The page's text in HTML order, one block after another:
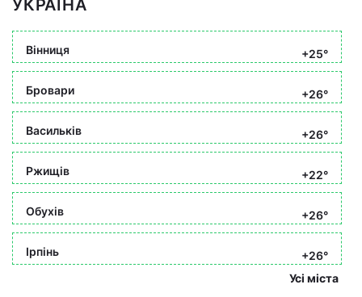
УКРАЇНА
Вінниця +25°
Бровари +26°
Васильків +26°
Ржищів +22°
Обухів +26°
Ірпінь
+26°
Усі міста